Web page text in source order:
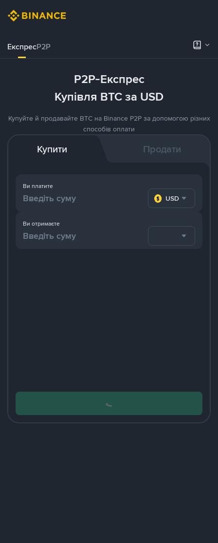
ЕкспресP2P
P2P-Експрес
Купівля BTC за USD
Купуйте й продавайте BTC на Binance P2P за допомогою різних
способів оплати
Купити Продати
Ви платите
USD
Ви отримаєте